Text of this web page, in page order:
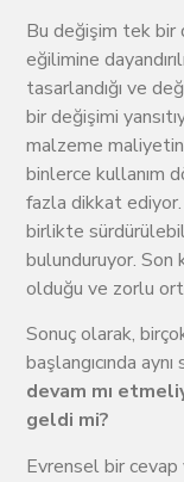
Bu değişim tek bir
eğilimine
tasarlandığı ve
bir değişimi
malzeme
binlerce kullanım
fazla dikkat
birlikte
bulunduruyor. Son
olduğu ve zorlu
Sonuç olarak,
başlangıcında
devam mı
geldi mi?
Evrensel bir